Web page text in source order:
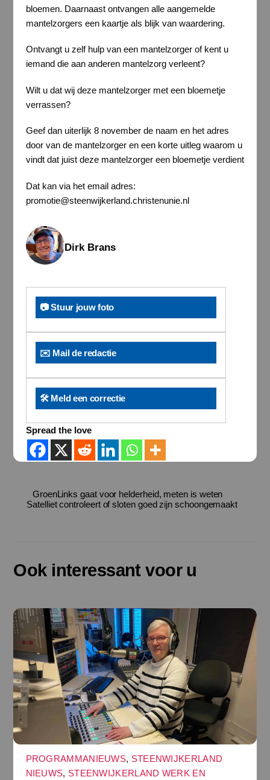
bloemen. Daarnaast ontvangen alle aangemelde
mantelzorgers een kaartje als blijk van waardering.
Ontvangt u zelf hulp van een mantelzorger of kent u
iemand die aan anderen mantelzorg verleent?
Wilt u dat wij deze mantelzorger met een bloemetje
verrassen?
Geef dan uiterlijk 8 november de naam en het adres
door van de mantelzorger en een korte uitleg waarom u
vindt dat juist deze mantelzorger een bloemetje verdient
Dat kan via het email adres:
promotie@steenwijkerland.christenunie.nl
Dirk Brans
📷 Stuur jouw foto
✉️ Mail de redactie
🛠️ Meld een correctie
Spread the love
GroenLinks gaat voor helderheid, meten is weten
Satelliet controleert of sloten goed zijn schoongemaakt
Ook interessant voor u
PROGRAMMANIEUWS, STEENWIJKERLAND
NIEUWS, STEENWIJKERLAND WERK EN